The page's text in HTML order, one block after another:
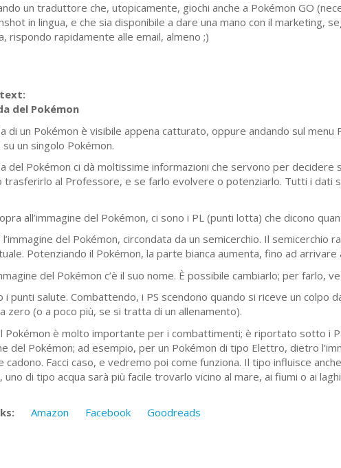
un traduttore che, utopicamente, giochi anche a Pokémon GO
in lingua, e che sia disponibile a dare una mano con il marketing,
rispondo rapidamente alle email, almeno ;)
text:
del Pokémon
di un Pokémon è visibile appena catturato, oppure andando sul menu
su un singolo Pokémon.
del Pokémon ci dà moltissime informazioni che servono per
trasferirlo al Professore, e se farlo evolvere o potenziarlo. Tutti i dati
all’immagine del Pokémon, ci sono i PL (punti lotta) che dicono
l’immagine del Pokémon, circondata da un semicerchio. Il
Potenziando il Pokémon, la parte bianca aumenta, fino ad
del Pokémon c’è il suo nome. È possibile cambiarlo; per farlo,
i punti salute. Combattendo, i PS scendono quando si riceve un colpo
zero (o a poco più, se si tratta di un allenamento).
Pokémon è molto importante per i combattimenti; è riportato sotto i
del Pokémon; ad esempio, per un Pokémon di tipo Elettro, dietro
cadono. Facci caso, e vedremo poi come funziona. Il tipo influisce
uno di tipo acqua sarà più facile trovarlo vicino al mare, ai fiumi o ai
Amazon Facebook Goodreads